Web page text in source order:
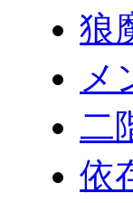
狼
メ
二
依